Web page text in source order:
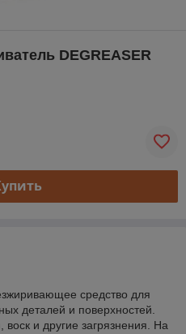
DEGREASER
средство для
деталей и поверхностей.
и другие загрязнения. На